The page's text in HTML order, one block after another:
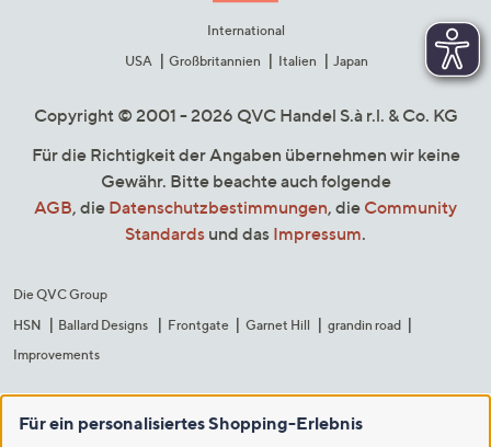
International
USA
Großbritannien Italien Japan
Copyright © 2001 - 2026 QVC Handel S.à r.l. & Co. KG
Für die Richtigkeit der Angaben übernehmen wir keine
Gewähr. Bitte beachte auch folgende
AGB, die Datenschutzbestimmungen, die Community
Standards und das Impressum.
Die QVC Group
HSN
Ballard Designs Frontgate Garnet Hill
grandin road
Improvements
Für ein personalisiertes Shopping-Erlebnis